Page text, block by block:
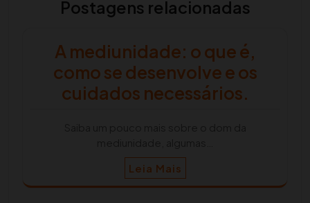
Postagens relacionadas
A mediunidade: o que é,
como se desenvolve e os
cuidados necessários.
Leia Mais